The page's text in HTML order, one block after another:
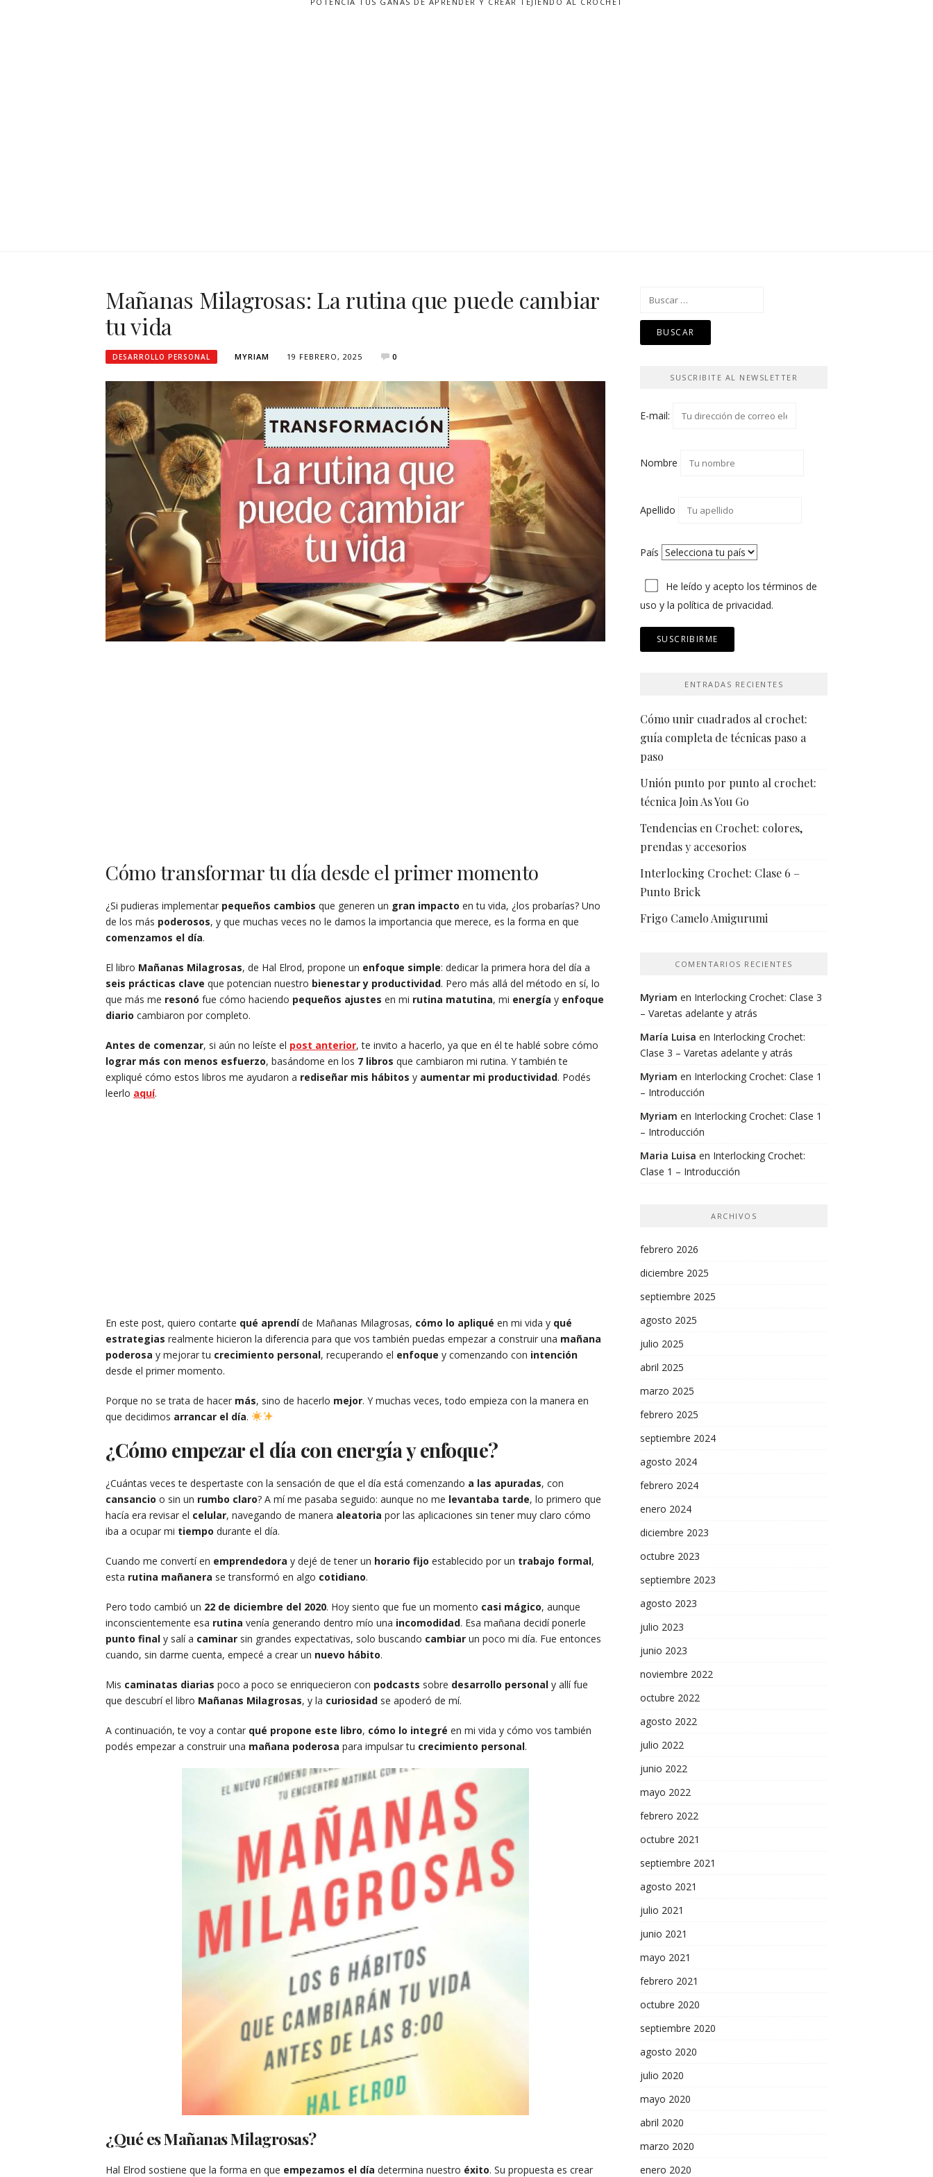
Mañanas Milagrosas: La rutina que puede cambiar
tu vida
DESARROLLO PERSONAL MYRIAM 19 FEBRERO, 2025 0
Cómo transformar tu día desde el primer momento
¿Si pudieras implementar pequeños cambios que generen un gran impacto en tu vida, ¿los probarías? Uno
de los más poderosos, y que muchas veces no le damos la importancia que merece, es la forma en que
comenzamos el día.
El libro Mañanas Milagrosas, de Hal Elrod, propone un enfoque simple: dedicar la primera hora del día a
seis prácticas clave que potencian nuestro bienestar y productividad. Pero más allá del método en sí, lo
que más me resonó fue cómo haciendo pequeños ajustes en mi rutina matutina, mi energía y enfoque
diario cambiaron por completo.
Antes de comenzar, si aún no leíste el post anterior, te invito a hacerlo, ya que en él te hablé sobre cómo
lograr más con menos esfuerzo, basándome en los 7 libros que cambiaron mi rutina. Y también te
expliqué cómo estos libros me ayudaron a rediseñar mis hábitos y aumentar mi productividad. Podés
leerlo aquí.
En este post, quiero contarte qué aprendíde Mañanas Milagrosas, cómo lo apliqué en mi vida y qué
estrategias realmente hicieron la diferencia para que vos también puedas empezar a construir una mañana
poderosa y mejorar tu crecimiento personal, recuperando el enfoque y comenzando con intención
desde el primer momento.
Porque no se trata de hacer más, sino de hacerlo mejor. Y muchas veces, todo empieza con la manera en
que decidimos arrancar el día.
¿Cómo empezar el día con energía y enfoque?
¿Cuántas veces te despertaste con la sensación de que el día está comenzando a las apuradas, con
cansancio o sin un rumbo claro? A mí me pasaba seguido: aunque no me levantaba tarde, lo primero que
hacía era revisar el celular, navegando de manera aleatoria por las aplicaciones sin tener muy claro cómo
iba a ocupar mi tiempo durante el día.
Cuando me convertí en emprendedora y dejé de tener un horario fijo establecido por un trabajo formal,
esta rutina mañanera se transformó en algo cotidiano.
Pero todo cambió un 22 de diciembre del 2020. Hoy siento que fue un momento casi mágico, aunque
inconscientemente esa rutina venía generando dentro mío una incomodidad. Esa mañana decidí ponerle
punto final y salí a caminar sin grandes expectativas, solo buscando cambiar un poco mi día. Fue entonces
cuando, sin darme cuenta, empecé a crear un nuevo hábito.
Mis caminatas diarias poco a poco se enriquecieron con podcasts sobre desarrollo personal y allí fue
que descubrí el libro Mañanas Milagrosas, y la curiosidad se apoderó de mí.
A continuación, te voy a contar qué propone este libro, cómo lo integré en mi vida y cómo vos también
podés empezar a construir una mañana poderosa para impulsar tu crecimiento personal.
¿Qué es Mañanas Milagrosas?
Hal Elrod sostiene que la forma en que empezamos el día determina nuestro éxito. Su propuesta es crear
Buscar:
SUSCRIBITE AL NEWSLETTER
E-mail:
Nombre
Apellido
País
He leído y acepto lostérminos de
uso y la política de privacidad.
ENTRADAS RECIENTES
Cómo unir cuadrados al crochet:
guía completa de técnicas paso a
paso
Unión punto por punto al crochet:
técnica Join As You Go
Tendencias en Crochet: colores,
prendas y accesorios
Interlocking Crochet: Clase 6 –
Punto Brick
Frigo Camelo Amigurumi
COMENTARIOS RECIENTES
Myriam en Interlocking Crochet: Clase 3
– Varetas adelante y atrás
María Luisa en Interlocking Crochet:
Clase 3 – Varetas adelante y atrás
Myriam en Interlocking Crochet: Clase 1
– Introducción
Myriam en Interlocking Crochet: Clase 1
– Introducción
Maria Luisa en Interlocking Crochet:
Clase 1 – Introducción
ARCHIVOS
febrero 2026
diciembre 2025
septiembre 2025
agosto 2025
julio 2025
abril 2025
marzo 2025
febrero 2025
septiembre 2024
agosto 2024
febrero 2024
enero 2024
diciembre 2023
octubre 2023
septiembre 2023
agosto 2023
julio 2023
junio 2023
noviembre 2022
octubre 2022
agosto 2022
julio 2022
junio 2022
mayo 2022
febrero 2022
octubre 2021
septiembre 2021
agosto 2021
julio 2021
junio 2021
mayo 2021
febrero 2021
octubre 2020
septiembre 2020
agosto 2020
julio 2020
mayo 2020
abril 2020
marzo 2020
enero 2020